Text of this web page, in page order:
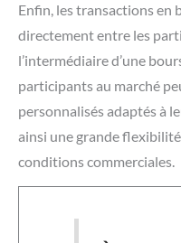
Enfin, les transactions
directement entre les
l’intermédiaire d’une
participants au marché
personnalisés adaptés à
ainsi une grande
conditions commerciales.